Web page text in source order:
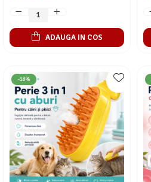
ADAUGA IN COS
-18%